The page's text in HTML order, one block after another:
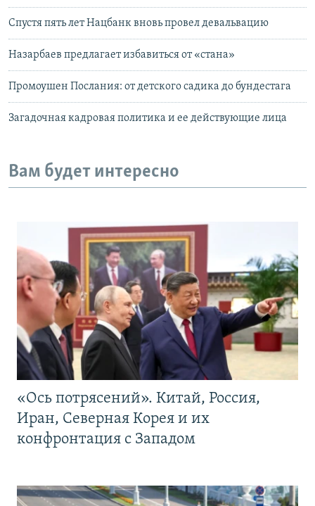
Спустя пять лет Нацбанк вновь провел девальвацию
Назарбаев предлагает избавиться от «стана»
Промоушен Послания: от детского садика до бундестага
Загадочная кадровая политика и ее действующие лица
Вам будет интересно
«Ось потрясений». Китай, Россия,
Иран, Северная Корея и их
конфронтация с Западом